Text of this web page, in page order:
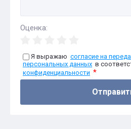
Оценка:
Я выражаю согласие на
персональных данных в
конфиденциальности *